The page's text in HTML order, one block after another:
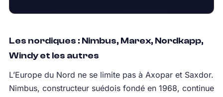
Les nordiques : Nimbus, Marex, Nordkapp,
Windy et les autres
L’Europe du Nord ne se limite pas à Axopar et Saxdor.
Nimbus, constructeur suédois fondé en 1968, continue